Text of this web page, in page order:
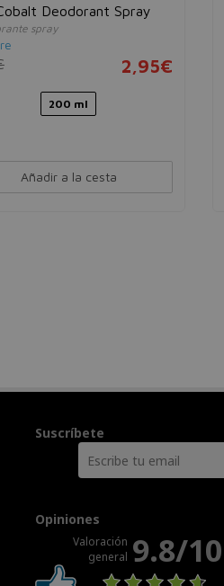
Deodorant Spray
spray
2,95€
200 ml
Añadir a la cesta
Suscríbete
Opiniones
Valoración
general 9.8/10